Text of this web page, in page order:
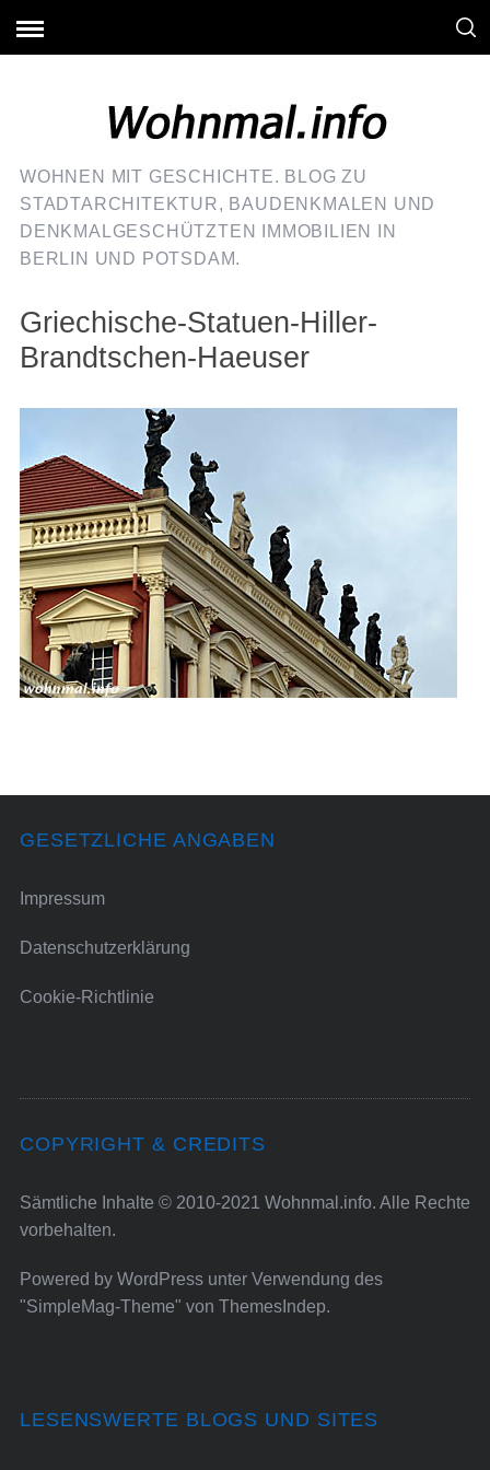
WOHNEN MIT GESCHICHTE. BLOG ZU
STADTARCHITEKTUR, BAUDENKMALEN UND
DENKMALGESCHÜTZTEN IMMOBILIEN IN
BERLIN UND POTSDAM.
Griechische-Statuen-Hiller-
Brandtschen-Haeuser
GESETZLICHE ANGABEN
Impressum
Datenschutzerklärung
Cookie-Richtlinie
COPYRIGHT & CREDITS
Sämtliche Inhalte © 2010-2021 Wohnmal.info. Alle Rechte
vorbehalten.
Powered by WordPressunter Verwendung des
"SimpleMag-Theme" von ThemesIndep.
LESENSWERTE BLOGS UND SITES